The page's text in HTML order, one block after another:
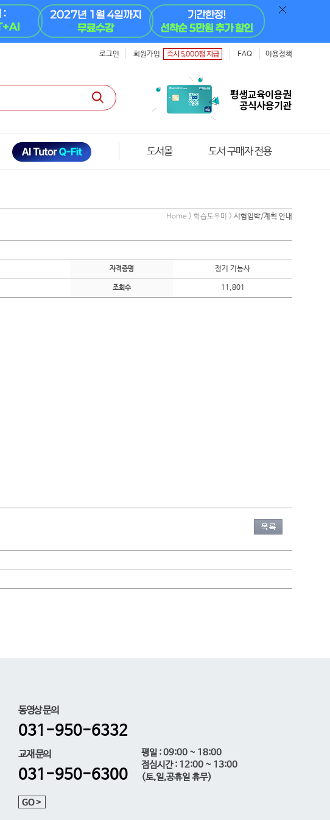
로그인 회원가입 FAQ 이용정책
도서몰 도서 구매자 전용
Home > 학습도우미 > 시험임박/계획 안내
자격증명 정기 기능사
조회수 11,801
동영상 문의
031-950-6332
교재 문의
031-950-6300
평일 : 09:00 ~ 18:00
점심시간 : 12:00 ~ 13:00
(토,일,공휴일 휴무)